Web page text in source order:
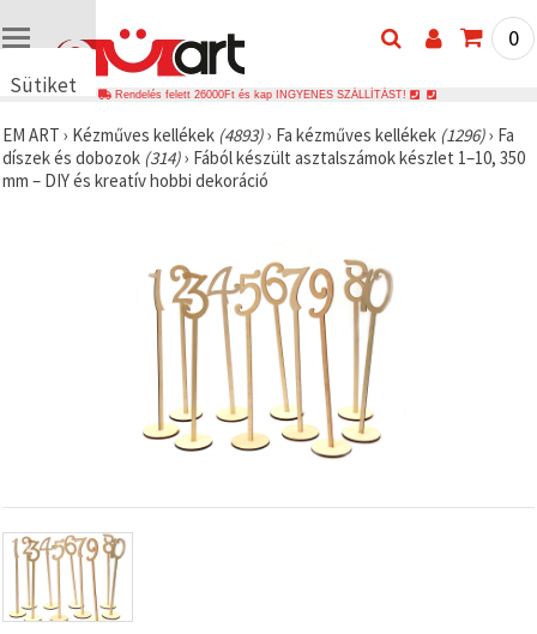
Sütiket
🍪 Cookie-
kat és
hasonló
a
valamint
relevánsabb
tartalmat
és
hirdetéseket
0
Rendelés felett 26000Ft és kap INGYENES SZÁLLÍTÁST!
EM ART › Kézműves kellékek (4893)› Fa kézműves kellékek (1296)› Fa
díszek és dobozok (314)› Fából készült asztalszámok készlet 1–10, 350
mm – DIY és kreatív hobbi dekoráció